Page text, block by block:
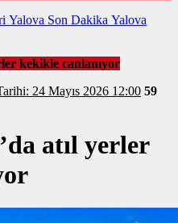
Yalova Son Dakika Yalova
kekikle canlanıyor
Tarihi: 24 Mayıs 2026 12:00 59
atıl yerler